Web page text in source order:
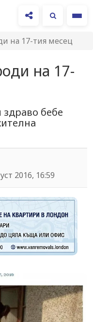
на 17-тия месец
на 17-
бебе
2016, 16:59